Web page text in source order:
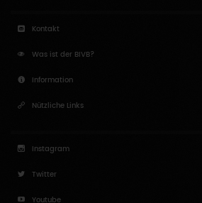
Kontakt
Was ist der BIVB?
Information
Nützliche Links
Instagram
Twitter
Youtube